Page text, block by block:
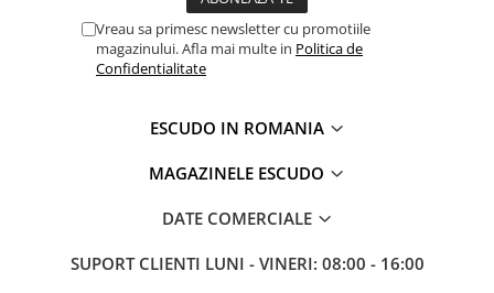
Vreau sa primesc newsletter cu promotiile
magazinului. Afla mai multe in Politica de
Confidentialitate
ESCUDO IN ROMANIA
MAGAZINELE ESCUDO
DATE COMERCIALE
SUPORT CLIENTI LUNI - VINERI: 08:00 - 16:00